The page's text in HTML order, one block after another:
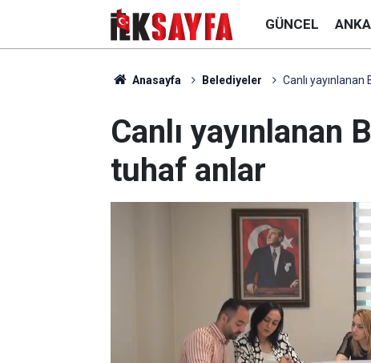
GÜNCEL
Anasayfa Belediyeler Canlı
Canlı yayınlanan
tuhaf anlar